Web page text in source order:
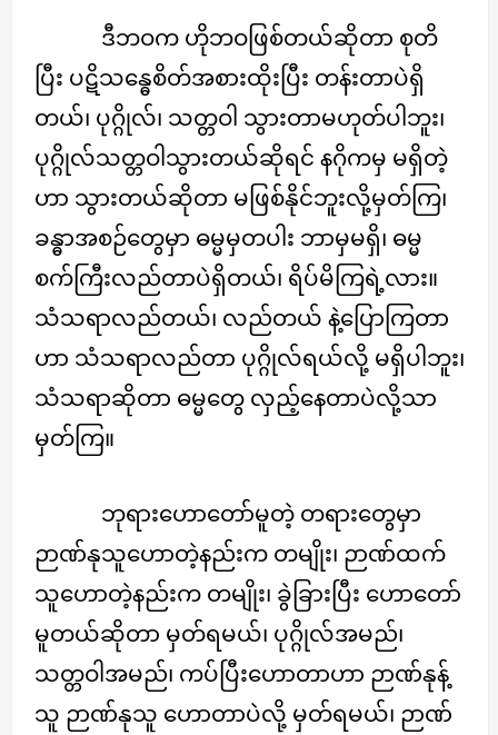
ဒီဘဝက ဟိုဘဝဖြစ်တယ်ဆိုတာ စုတိ
ပြီး ပဋိသန္ဓေစိတ်အစားထိုးပြီး တန်းတာပဲရှိ
တယ်၊ ပုဂ္ဂိုလ်၊ သတ္တဝါ သွားတာမဟုတ်ပါဘူး၊
ပုဂ္ဂိုလ်သတ္တဝါသွားတယ်ဆိုရင် နဂိုကမှ မရှိတဲ့
ဟာ သွားတယ်ဆိုတာ မဖြစ်နိုင်ဘူးလို့မှတ်ကြ၊
ခန္ဓာအစဉ်တွေမှာ ဓမ္မမှတပါး ဘာမှမရှိ၊ ဓမ္မ
စက်ကြီးလည်တာပဲရှိတယ်၊ ရိပ်မိကြရဲ့လား။
သံသရာလည်တယ်၊ လည်တယ် နဲ့ပြောကြတာ
ဟာ သံသရာလည်တာ ပုဂ္ဂိုလ်ရယ်လို့ မရှိပါဘူး၊
သံသရာဆိုတာ ဓမ္မတွေ လှည့်နေတာပဲလို့သာ
မှတ်ကြ။
ဘုရားဟောတော်မူတဲ့ တရားတွေမှာ
ဉာဏ်နုသူဟောတဲ့နည်းက တမျိုး၊ ဉာဏ်ထက်
သူဟောတဲ့နည်းက တမျိုး၊ ခွဲခြားပြီး ဟောတော်
မူတယ်ဆိုတာ မှတ်ရမယ်၊ ပုဂ္ဂိုလ်အမည်၊
သတ္တဝါအမည်၊ ကပ်ပြီးဟောတာဟာ ဉာဏ်နုန့်
သူ ဉာဏ်နုသူ ဟောတာပဲလို့ မှတ်ရမယ်၊ ဉာဏ်